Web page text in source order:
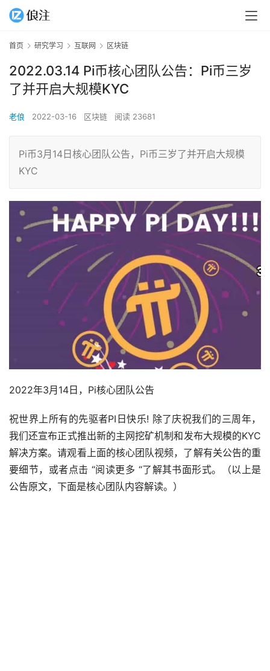
首页 研究学习 互联网 区块链
2022.03.14 Pi币核心团队公告：Pi币三岁
了并开启大规模KYC
老俍 2022-03-16 区块链 阅读 23681
Pi币3月14日核心团队公告，Pi币三岁了并开启大规模
KYC
2022年3月14日，Pi核心团队公告
祝世界上所有的先驱者PI日快乐! 除了庆祝我们的三周年，
我们还宣布正式推出新的主网挖矿机制和发布大规模的KYC
解决方案。请观看上面的核心团队视频，了解有关公告的重
要细节，或者点击 “阅读更多 “了解其书面形式。（以上是
公告原文，下面是核心团队内容解读。）